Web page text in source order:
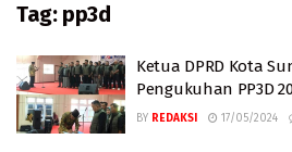
Tag: pp3d
Ketua DPRD Kota
Pengukuhan PP3D
BY REDAKSI 17/05/2024